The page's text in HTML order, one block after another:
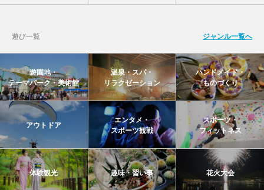
遊び一覧 ジャンル一覧へ
遊園地・
テーマパーク・美術館
温泉・スパ・
リラクゼーション
ハンドメイド・
ものづくり
アウトドア
エンタメ・
スポーツ観戦
スポーツ・
フィットネス
体験観光 趣味・習い事 花火大会